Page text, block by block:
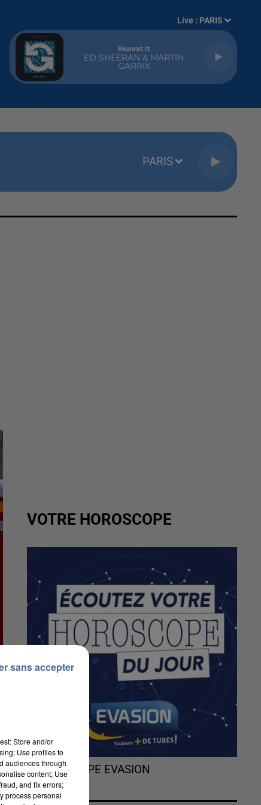
Live : PARIS
Repeat It
ED SHEERAN & MARTIN
GARRIX
PARIS
VOTRE HOROSCOPE
L'HOROSCOPE EVASION
Store and/or
Use profiles to
audiences through
content; Use
and fix errors;
process personal
sans accepter